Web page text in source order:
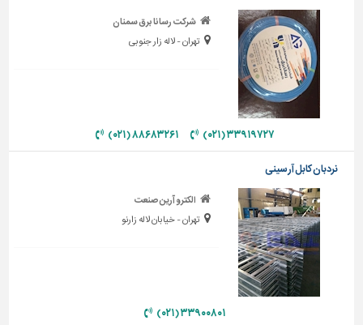
شرکت رسانا برق سمنان
تهران - لاله زار جنوبی
۳۳۹۱۹۷۲۷ (۰۲۱) ۸۸۶۸۳۲۶۱ (۰۲۱)
نردبان کابل آرسینی
الکترو آرین صنعت
تهران - خیابان لاله زارنو
۳۳۹۰۰۸۰۱ (۰۲۱)